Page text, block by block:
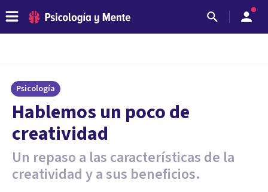
Psicología
Hablemos un poco de
creatividad
Un repaso a las características de la
creatividad y a sus beneficios.